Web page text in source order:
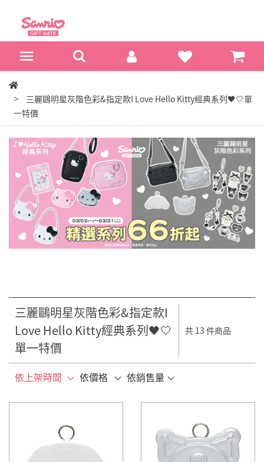
三麗鷗明星灰階色彩&指定款I Love Hello Kitty經典系列🖤🤍單
一特價
三麗鷗明星灰階色彩&指定款I
Love Hello Kitty經典系列🖤🤍
單一特價
共 13 件商品
依上架時間 依價格 依銷售量